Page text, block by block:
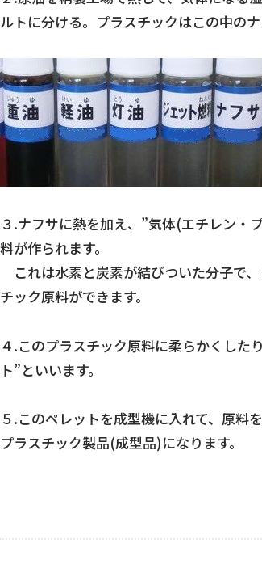
ルトに分ける。プラスチックはこの中のナ
３.ナフサに熱を加え、”気体(エチレン・
料が作られます。
これは水素と炭素が結びついた分子で
チック原料ができます。
４.このプラスチック原料に柔らかくした
ト”といいます。
５.このペレットを成型機に入れて、原料
プラスチック製品(成型品)になります。